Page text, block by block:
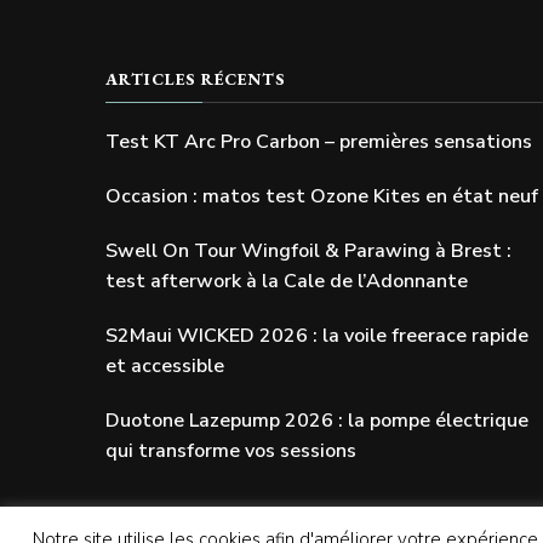
ARTICLES RÉCENTS
Test KT Arc Pro Carbon – premières sensations
Occasion : matos test Ozone Kites en état neuf
Swell On Tour Wingfoil & Parawing à Brest :
test afterwork à la Cale de l’Adonnante
S2Maui WICKED 2026 : la voile freerace rapide
et accessible
Duotone Lazepump 2026 : la pompe électrique
qui transforme vos sessions